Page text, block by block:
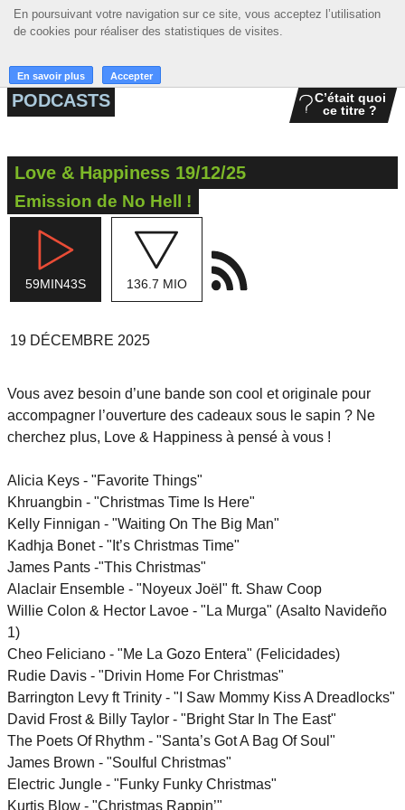
En poursuivant votre navigation sur ce site, vous acceptez l’utilisation
de cookies pour réaliser des statistiques de visites.
En savoir plus Accepter
En poursuivant votre navigation sur ce site, vous acceptez l’utilisation
de cookies pour réaliser des statistiques de visites.
En savoir plus Accepter
☰ MENU
ACCUEIL
ACTIONS
PODCASTS
C’était quoi
ce titre ?
Love & Happiness 19/12/25
Emission de No Hell !
59MIN43S 136.7 MIO
19 DÉCEMBRE 2025
Vous avez besoin d’une bande son cool et originale pour
accompagner l’ouverture des cadeaux sous le sapin ? Ne
cherchez plus, Love & Happiness à pensé à vous !
Alicia Keys - "Favorite Things"
Khruangbin - "Christmas Time Is Here"
Kelly Finnigan - "Waiting On The Big Man"
Kadhja Bonet - "It’s Christmas Time"
James Pants -"This Christmas"
Alaclair Ensemble - "Noyeux Joël" ft. Shaw Coop
Willie Colon & Hector Lavoe - "La Murga" (Asalto Navideño
1)
Cheo Feliciano - "Me La Gozo Entera" (Felicidades)
Rudie Davis - "Drivin Home For Christmas"
Barrington Levy ft Trinity - "I Saw Mommy Kiss A Dreadlocks"
David Frost & Billy Taylor - "Bright Star In The East"
The Poets Of Rhythm - "Santa’s Got A Bag Of Soul"
James Brown - "Soulful Christmas"
Electric Jungle - "Funky Funky Christmas"
Kurtis Blow - "Christmas Rappin’"